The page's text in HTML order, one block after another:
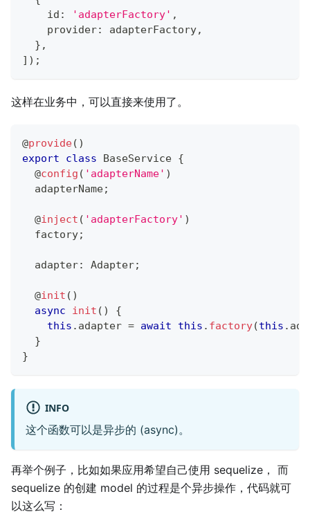
    id
: 'adapterFactory' ,
    provider
: adapterFactory,
} ,
] ) ;
这样在业务中，可以直接来使用了。
@provide( )
export
class BaseService {
@config ( 'adapterName' )
  adapterName
;
@inject ( 'adapterFactory' )
  factory
;
  adapter
: Adapter;
@init ( )
async
init ( )
{
this . adapter = await this . factory(this .
}
}
INFO
这个函数可以是异步的 (async)。
再举个例子，比如如果应用希望自己使用 sequelize， 而
sequelize 的创建 model 的过程是个异步操作，代码就可
以这么写：